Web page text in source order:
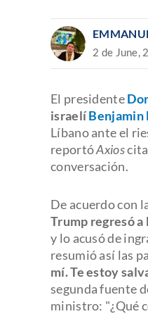
2 de June,
El presidente
israelíBenjamin
Líbano ante el
reportóAxios
conversación.
De acuerdo con
Trump regresó a
y lo acusó de
resumió así las
mí. Te estoy
segunda fuente
ministro: "¿Qué